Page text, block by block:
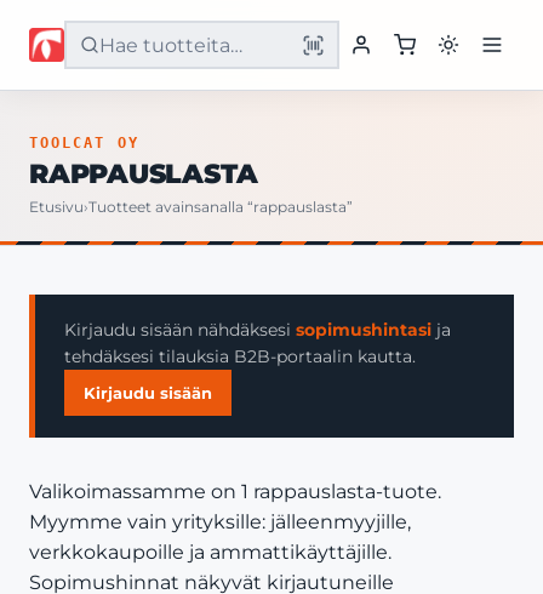
Etusivu
Yritys
Yhteystiedot
TOOLCAT OY
RAPPAUSLASTA
Etusivu›Tuotteet avainsanalla “rappauslasta”
Kirjaudu sisään nähdäksesi sopimushintasi ja
tehdäksesi tilauksia B2B-portaalin kautta.
Kirjaudu sisään
Valikoimassamme on 1 rappauslasta-tuote.
Myymme vain yrityksille: jälleenmyyjille,
verkkokaupoille ja ammattikäyttäjille.
Sopimushinnat näkyvät kirjautuneille